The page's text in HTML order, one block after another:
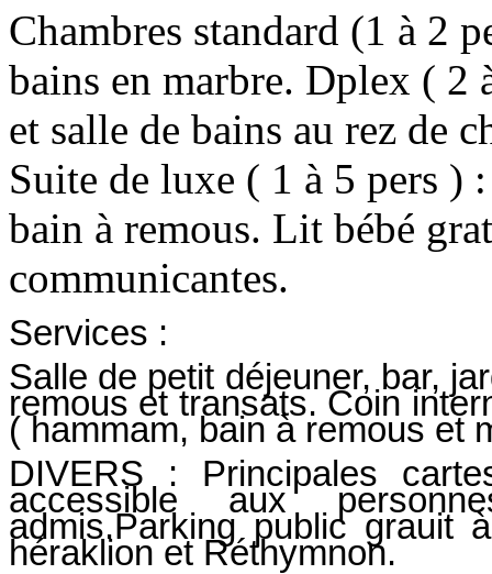
Chambres standard (1 à 2
bains en marbre. Dplex ( 2
et salle de bains au rez de
Suite de luxe ( 1 à 5 pers )
bain à remous. Lit bébé
communicantes.
Services :
Salle de petit déjeuner, bar,
remous et transats. Coin
( hammam, bain à remous et
DIVERS : Principales
accessible aux
admis.Parking public grauit
héraklion et Réthymnon.